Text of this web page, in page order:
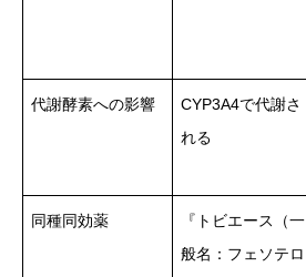
代謝酵素への影響
CYP3A4で代謝さ
れる
同種同効薬
『トビエース（一
般名：フェソテロ